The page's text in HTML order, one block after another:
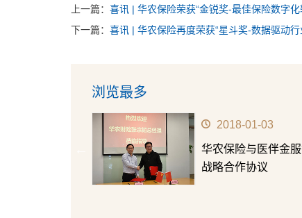
上一篇： 喜讯 | 华农保险荣获“金锐奖-最佳保险数字化
下一篇： 喜讯 | 华农保险再度荣获“星斗奖-数据驱动行
浏览最多
2020-04-27
华农保险2020年一
绩发布